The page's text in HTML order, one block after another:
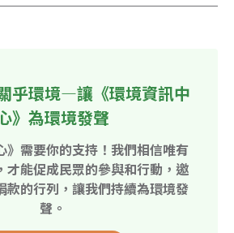
乎環境—讓《環境資訊中
》為環境發聲
》需要你的支持！我們相信唯有
才能促成民眾的參與和行動，邀
款的行列，讓我們持續為環境發
聲。